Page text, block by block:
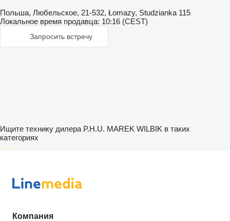
Польша, Любельское, 21-532, Łomazy, Studzianka 115
Локальное время продавца: 10:16 (CEST)
Запросить встречу
Ищите технику дилера P.H.U. MAREK WILBIK в таких
категориях
disallow-in-dsa
Компания